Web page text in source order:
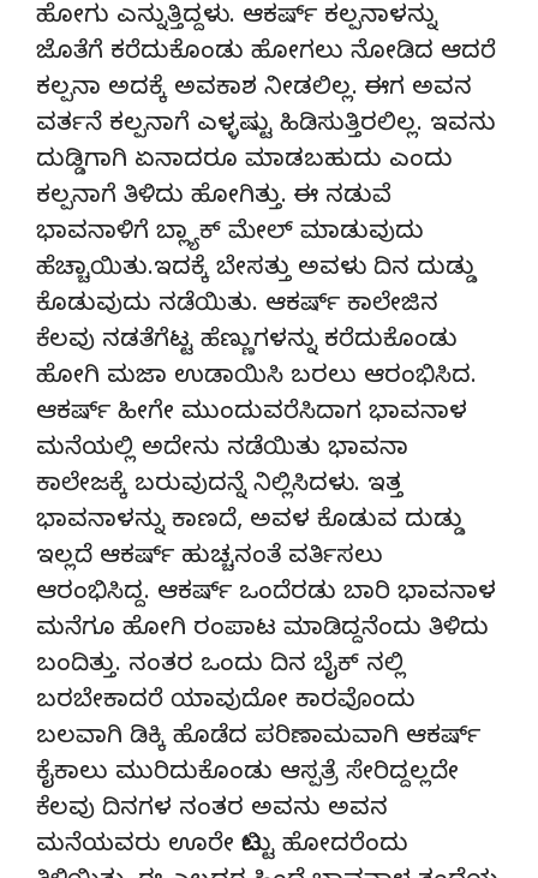
ಹೋಗು ಎನ್ನುತ್ತಿದ್ದಳು. ಆಕರ್ಷ್ ಕಲ್ಪನಾಳನ್ನು
ಜೊತೆಗೆ ಕರೆದುಕೊಂಡು ಹೋಗಲು ನೋಡಿದ ಆದರೆ
ಕಲ್ಪನಾ ಅದಕ್ಕೆ ಅವಕಾಶ ನೀಡಲಿಲ್ಲ. ಈಗ ಅವನ
ವರ್ತನೆ ಕಲ್ಪನಾಗೆ ಎಳ್ಳಷ್ಟು ಹಿಡಿಸುತ್ತಿರಲಿಲ್ಲ. ಇವನು
ದುಡ್ಡಿಗಾಗಿ ಏನಾದರೂ ಮಾಡಬಹುದು ಎಂದು
ಕಲ್ಪನಾಗೆ ತಿಳಿದು ಹೋಗಿತ್ತು. ಈ ನಡುವೆ
ಭಾವನಾಳಿಗೆ ಬ್ಲ್ಯಾಕ್ ಮೇಲ್ ಮಾಡುವುದು
ಹೆಚ್ಚಾಯಿತು.ಇದಕ್ಕೆ ಬೇಸತ್ತು ಅವಳು ದಿನ ದುಡ್ಡು
ಕೊಡುವುದು ನಡೆಯಿತು. ಆಕರ್ಷ್ ಕಾಲೇಜಿನ
ಕೆಲವು ನಡತೆಗೆಟ್ಟ ಹೆಣ್ಣುಗಳನ್ನು ಕರೆದುಕೊಂಡು
ಹೋಗಿ ಮಜಾ ಉಡಾಯಿಸಿ ಬರಲು ಆರಂಭಿಸಿದ.
ಆಕರ್ಷ್ ಹೀಗೇ ಮುಂದುವರೆಸಿದಾಗ ಭಾವನಾಳ
ಮನೆಯಲ್ಲಿ ಅದೇನು ನಡೆಯಿತು ಭಾವನಾ
ಕಾಲೇಜಕ್ಕೆ ಬರುವುದನ್ನೆ ನಿಲ್ಲಿಸಿದಳು. ಇತ್ತ
ಭಾವನಾಳನ್ನು ಕಾಣದೆ, ಅವಳ ಕೊಡುವ ದುಡ್ಡು
ಇಲ್ಲದೆ ಆಕರ್ಷ್ ಹುಚ್ಚನಂತೆ ವರ್ತಿಸಲು
ಆರಂಭಿಸಿದ್ದ. ಆಕರ್ಷ್ ಒಂದೆರಡು ಬಾರಿ ಭಾವನಾಳ
ಮನೆಗೂ ಹೋಗಿ ರಂಪಾಟ ಮಾಡಿದ್ದನೆಂದು ತಿಳಿದು
ಬಂದಿತ್ತು. ನಂತರ ಒಂದು ದಿನ ಬೈಕ್ ನಲ್ಲಿ
ಬರಬೇಕಾದರೆ ಯಾವುದೋ ಕಾರವೊಂದು
ಬಲವಾಗಿ ಡಿಕ್ಕಿ ಹೊಡೆದ ಪರಿಣಾಮವಾಗಿ ಆಕರ್ಷ್
ಕೈಕಾಲು ಮುರಿದುಕೊಂಡು ಆಸ್ಪತ್ರೆ ಸೇರಿದ್ದಲ್ಲದೇ
ಕೆಲವು ದಿನಗಳ ನಂತರ ಅವನು ಅವನ
ಮನೆಯವರು ಊರೇ ಬಿಟ್ಟು ಹೋದರೆಂದು